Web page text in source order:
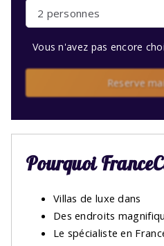
2 personnes
Vous n'avez pas encore
Reserve
Pourquoi
Villas de luxe dans
Des endroits
Le spécialiste en